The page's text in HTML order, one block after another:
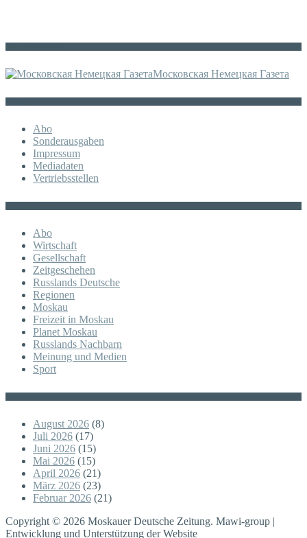
Московская Немецкая Газета
Abo
Sonderausgaben
Impressum
Mediadaten
Vertriebsstellen
Abo
Wirtschaft
Gesellschaft
Zeitgeschehen
Russlands Deutsche
Regionen
Moskau
Freizeit in Moskau
Planet Moskau
Russlands Nachbarn
Meinung und Medien
Sport
August 2026 (8)
Juli 2026 (17)
Juni 2026 (15)
Mai 2026 (15)
April 2026 (21)
März 2026 (23)
Februar 2026 (21)
Copyright © 2026 Moskauer Deutsche Zeitung. Mawi-group |
Entwicklung und Unterstützung der Website